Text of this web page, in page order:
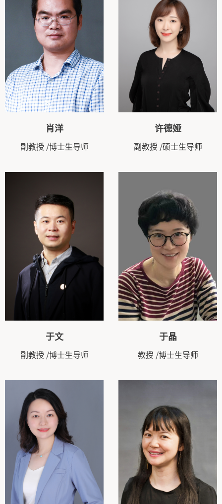
肖洋
副教授 /博士生导师
许德娅
副教授 /硕士生导师
于文
副教授 /博士生导师
于晶
教授 /博士生导师